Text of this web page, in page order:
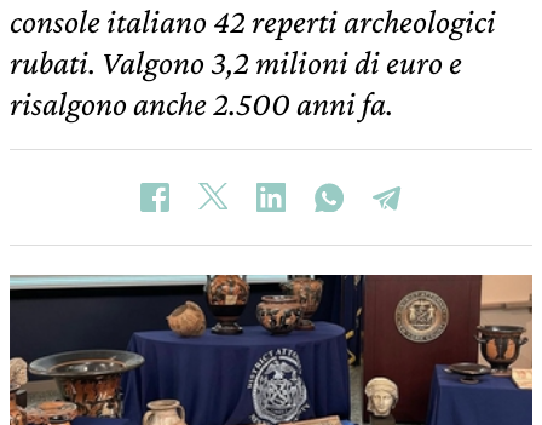
console italiano 42 reperti archeologici
rubati. Valgono 3,2 milioni di euro e
risalgono anche 2.500 anni fa.